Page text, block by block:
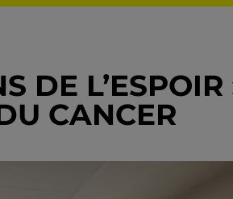
DE L’ESPOIR
CANCER